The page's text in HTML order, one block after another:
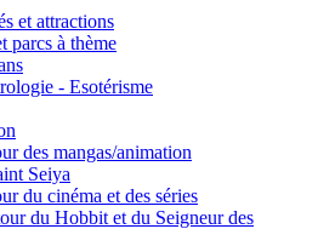
et attractions
parcs à thème
- Esotérisme
des mangas/animation
Seiya
du cinéma et des séries
du Hobbit et du Seigneur des